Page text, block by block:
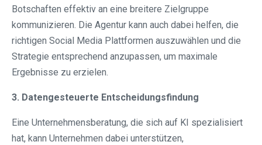
Botschaften effektiv an eine breitere Zielgruppe
kommunizieren. Die Agentur kann auch dabei helfen, die
richtigen Social Media Plattformen auszuwählen und die
Strategie entsprechend anzupassen, um maximale
Ergebnisse zu erzielen.
3. Datengesteuerte Entscheidungsfindung
Eine Unternehmensberatung, die sich auf KI spezialisiert
hat, kann Unternehmen dabei unterstützen,